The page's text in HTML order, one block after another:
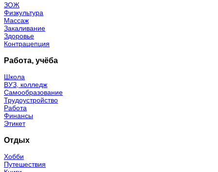
ЗОЖ
Физкультура
Массаж
Закаливание
Здоровье
Контрацепция
Работа, учёба
Школа
ВУЗ, колледж
Самообразование
Трудоустройство
Работа
Финансы
Этикет
Отдых
Хобби
Путешествия